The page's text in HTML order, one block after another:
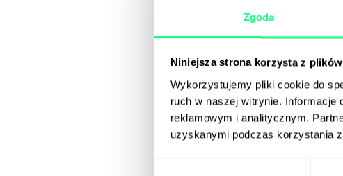
Zgoda
Niniejsza strona korzysta z
Wykorzystujemy pliki cookie do
ruch w naszej witrynie. Informacje
reklamowym i analitycznym.
uzyskanymi podczas korzystania z